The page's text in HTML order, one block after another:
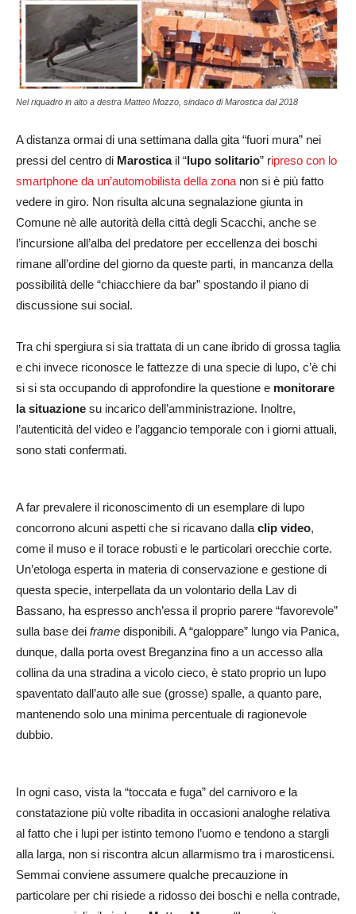
Nel riquadro in alto a destra Matteo Mozzo, sindaco di Marostica dal 2018
A distanza ormai di una settimana dalla gita “fuori mura” nei
pressi del centro di Marosticail “lupo solitario” ripreso con lo
smartphone da un’automobilista della zonanon si è più fatto
vedere in giro. Non risulta alcuna segnalazione giunta in
Comune nè alle autorità della città degli Scacchi, anche se
l’incursione all’alba del predatore per eccellenza dei boschi
rimane all’ordine del giorno da queste parti, in mancanza della
possibilità delle “chiacchiere da bar” spostando il piano di
discussione sui social.
Tra chi spergiura si sia trattata di un cane ibrido di grossa taglia
e chi invece riconosce le fattezze di una specie di lupo, c’è chi
si si sta occupando di approfondire la questione e monitorare
la situazione su incarico dell’amministrazione. Inoltre,
l’autenticità del video e l’aggancio temporale con i giorni attuali,
sono stati confermati.
A far prevalere il riconoscimento di un esemplare di lupo
concorrono alcuni aspetti che si ricavano dallaclip video,
come il muso e il torace robusti e le particolari orecchie corte.
Un’etologa esperta in materia di conservazione e gestione di
questa specie, interpellata da un volontario della Lav di
Bassano, ha espresso anch’essa il proprio parere “favorevole”
sulla base dei frame disponibili. A “galoppare” lungo via Panica,
dunque, dalla porta ovest Breganzina fino a un accesso alla
collina da una stradina a vicolo cieco, è stato proprio un lupo
spaventato dall’auto alle sue (grosse) spalle, a quanto pare,
mantenendo solo una minima percentuale di ragionevole
dubbio.
In ogni caso, vista la “toccata e fuga” del carnivoro e la
constatazione più volte ribadita in occasioni analoghe relativa
al fatto che i lupi per istinto temono l’uomo e tendono a stargli
alla larga, non si riscontra alcun allarmismo tra i marosticensi.
Semmai conviene assumere qualche precauzione in
particolare per chi risiede a ridosso dei boschi e nella contrade,